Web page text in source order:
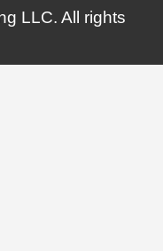
LLC. All rights